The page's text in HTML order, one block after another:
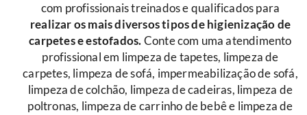
com profissionais treinados e qualificados para
realizar os mais diversos tipos de higienização de
carpetes e estofados. Conte com uma atendimento
profissional em limpeza de tapetes, limpeza de
carpetes, limpeza de sofá, impermeabilização de sofá,
limpeza de colchão, limpeza de cadeiras, limpeza de
poltronas, limpeza de carrinho de bebê e limpeza de